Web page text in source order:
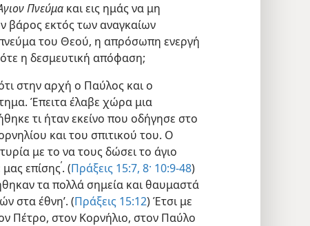
Πνεύμα και εις ημάς να μη
βάρος εκτός των αναγκαίων
του Θεού, η απρόσωπη ενεργή
η δεσμευτική απόφαση;
στην αρχή ο Παύλος και ο
Έπειτα έλαβε χώρα μια
τι ήταν εκείνο που οδήγησε στο
και του σπιτικού του. Ο
με το να τους δώσει το άγιο
επίσης’. (Πράξεις 15:7, 8· 10:9-48)
τα πολλά σημεία και θαυμαστά
στα έθνη’. (Πράξεις 15:12) Έτσι με
Πέτρο, στον Κορνήλιο, στον Παύλο